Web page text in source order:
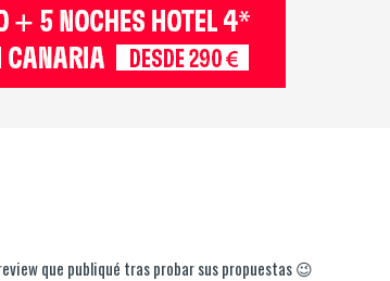
que publiqué tras probar sus propuestas 😉